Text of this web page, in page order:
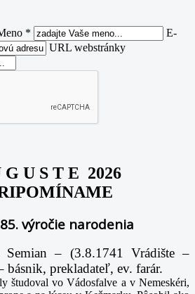
*
E-
URL webstránky
U S T E 2026
výročie narodenia
– (3.8.1741 Vrádište –
prekladateľ, ev. farár.
študoval vo Vádosfalve a v Nemeskéri,